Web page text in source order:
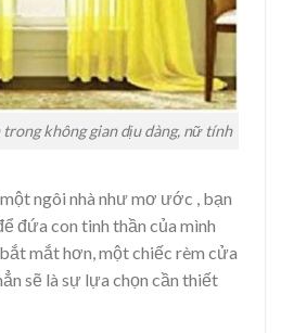
không gian dịu dàng, nữ tính
ngôi nhà như mơ ước , bạn
đứa con tinh thần của mình
mắt hơn, một chiếc rèm cửa
sẽ là sự lựa chọn cần thiết